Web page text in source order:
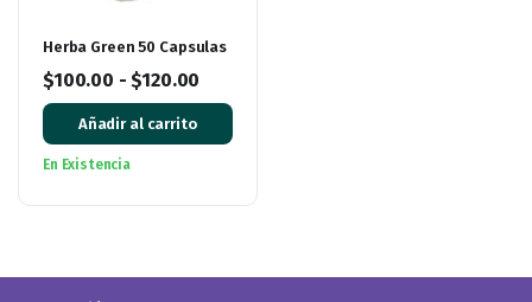
Herba Green 50 Capsulas
$100.00 -$120.00
Añadir al carrito
En Existencia